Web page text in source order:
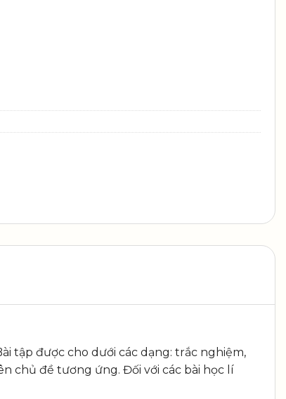
tập được cho dưới các dạng: trắc nghiệm,
chủ đề tương ứng. Đối với các bài học lí